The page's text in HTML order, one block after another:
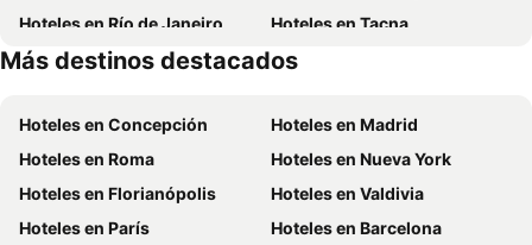
Hoteles en Río de Janeiro
Hoteles en Tacna
Hoteles en Aruba
Hoteles en Isla de Pascua
Más destinos destacados
Hoteles en Concepción
Hoteles en Madrid
Hoteles en Roma
Hoteles en Nueva York
Hoteles en Florianópolis
Hoteles en Valdivia
Hoteles en París
Hoteles en Barcelona